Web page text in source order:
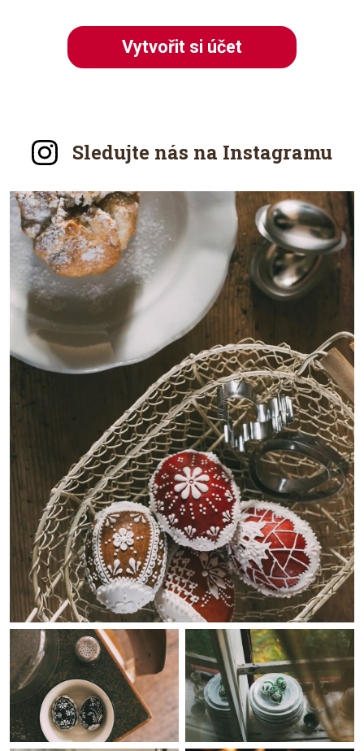
Vytvořit si účet
Sledujte nás na Instagramu